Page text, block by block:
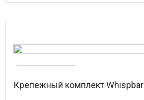
Крепежный комплект